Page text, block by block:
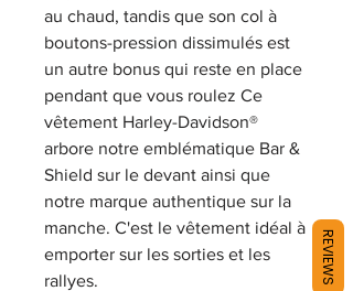
au chaud, tandis que son col à
boutons-pression dissimulés est
un autre bonus qui reste en place
pendant que vous roulez Ce
vêtement Harley-Davidson®
arbore notre emblématique Bar &
Shield sur le devant ainsi que
notre marque authentique sur la
manche. C'est le vêtement idéal à
emporter sur les sorties et les
rallyes.
REVIEWS